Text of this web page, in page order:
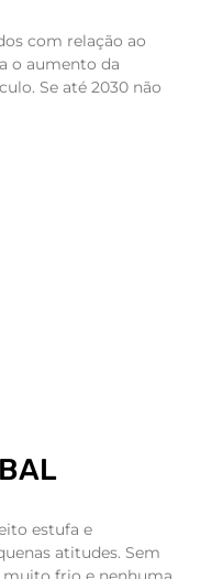
com relação ao
o aumento da
Se até 2030 não
estufa e
atitudes. Sem